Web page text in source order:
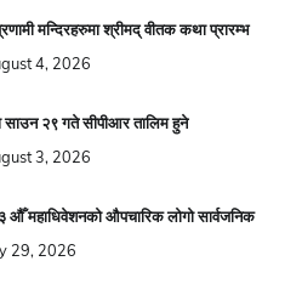
मन्दिरहरुमा श्रीमद् वीतक कथा प्रारम्भ
4, 2026
साउन २९ गते सीपीआर तालिम हुने
3, 2026
महाधिवेशनको औपचारिक लोगो सार्वजनिक
29, 2026